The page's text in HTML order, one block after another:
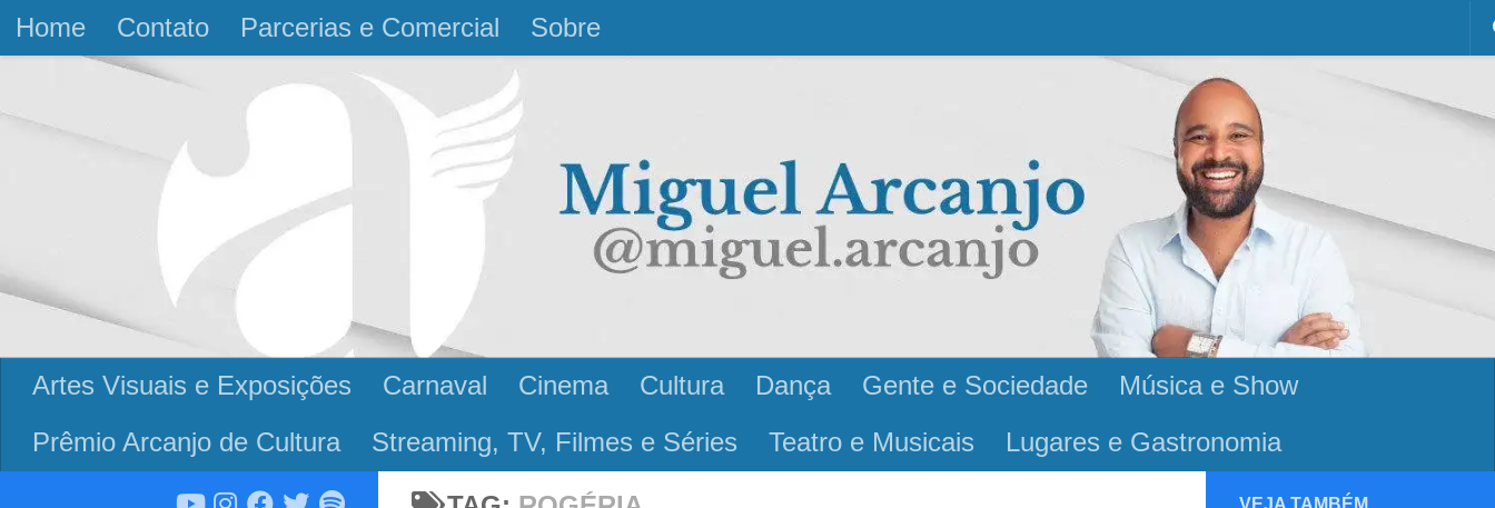
Skip to content
Home Contato Parcerias e Comercial Sobre
Artes Visuais e Exposições Carnaval Cinema Cultura Dança Gente e Sociedade
Música e Show
Prêmio Arcanjo de Cultura
Streaming, TV, Filmes e Séries Teatro e Musicais Lugares e Gastronomia
VEJA TAMBÉM